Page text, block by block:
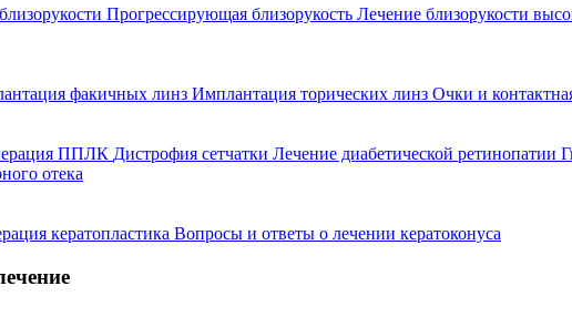
Прогрессирующая близорукость Лечение близорукости
факичных линз Имплантация торических линз Очки и
ППЛК Дистрофия сетчатки Лечение диабетической ретинопатии
отека
кератопластика Вопросы и ответы о лечении кератоконуса